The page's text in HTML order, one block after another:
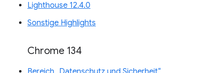
Lighthouse 12.4.0
Sonstige Highlights
Chrome 134